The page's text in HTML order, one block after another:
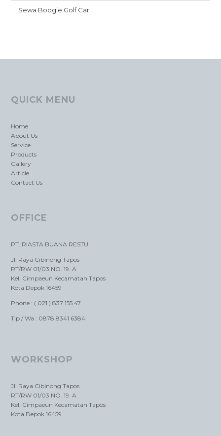
Sewa Boogie Golf Car
QUICK MENU
Home
About Us
Service
Products
Gallery
Article
Contact Us
OFFICE
PT. RIASTA BUANA RESTU
Jl. Raya Cibinong Tapos
RT/RW 01/03 NO. 19. A
Kel. Cimpaeun Kecamatan Tapos
Kota Depok 16459
Phone : ( 021 ) 837 155 47
Tlp / Wa : 0878 8341 6384
WORKSHOP
Jl. Raya Cibinong Tapos
RT/RW 01/03 NO. 19. A
Kel. Cimpaeun Kecamatan Tapos
Kota Depok 16459